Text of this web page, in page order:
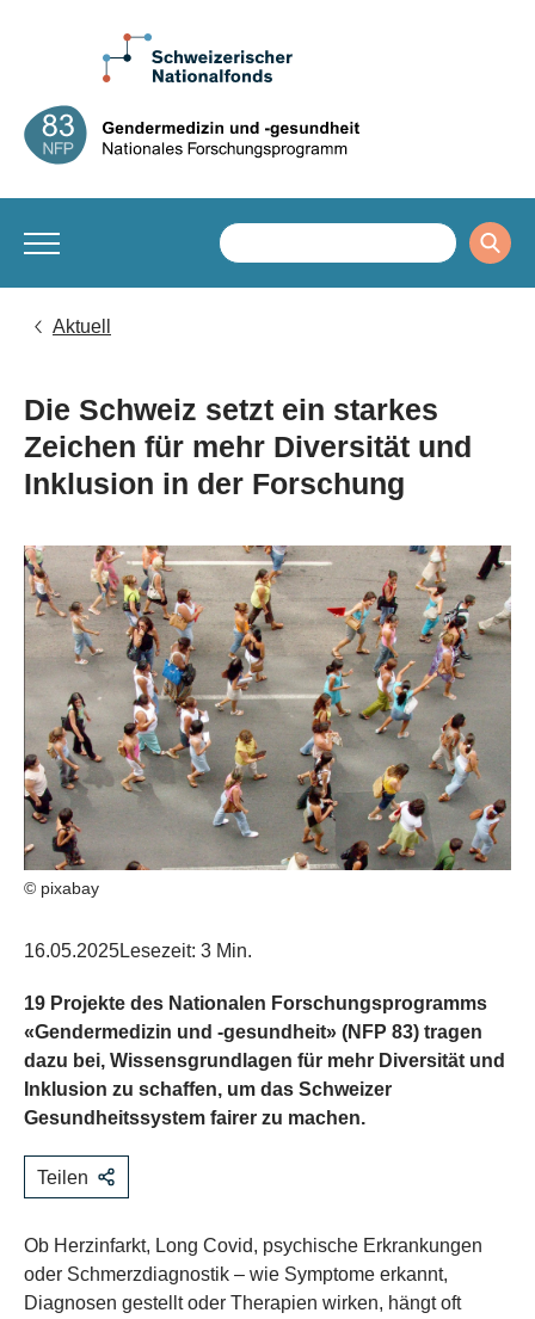
Aktuell
Die Schweiz setzt ein starkes
Zeichen für mehr Diversität und
Inklusion in der Forschung
© pixabay
16.05.2025Lesezeit: 3 Min.
19 Projekte des Nationalen Forschungsprogramms
«Gendermedizin und -gesundheit» (NFP 83) tragen
dazu bei, Wissensgrundlagen für mehr Diversität und
Inklusion zu schaffen, um das Schweizer
Gesundheitssystem fairer zu machen.
Teilen
Ob Herzinfarkt, Long Covid, psychische Erkrankungen
oder Schmerzdiagnostik – wie Symptome erkannt,
Diagnosen gestellt oder Therapien wirken, hängt oft